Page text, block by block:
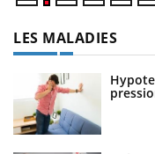
LES MALADIES